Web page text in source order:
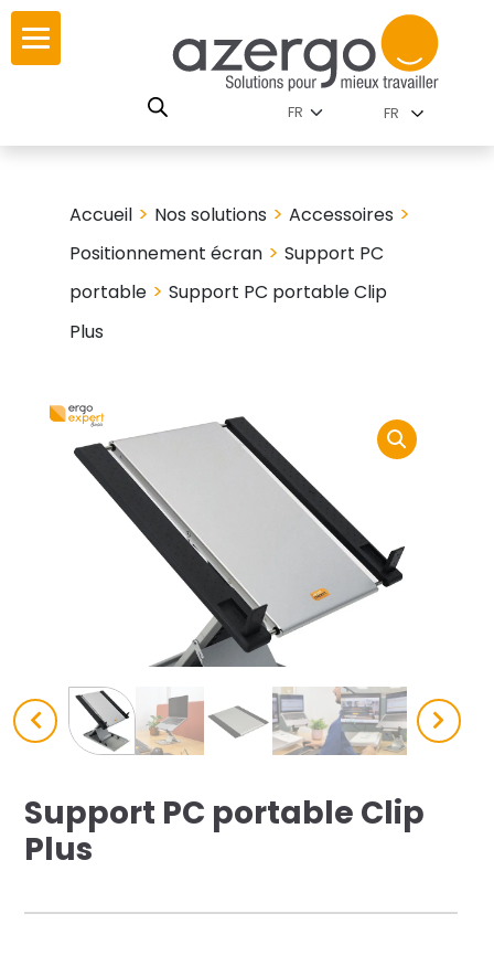
Skip
content
par famille
familles
solutions...
FR
Accueil > Nos solutions >Accessoires >
Positionnement écran >Support PC
portable >Support PC portable Clip
Plus
Support PC portable Clip
Plus